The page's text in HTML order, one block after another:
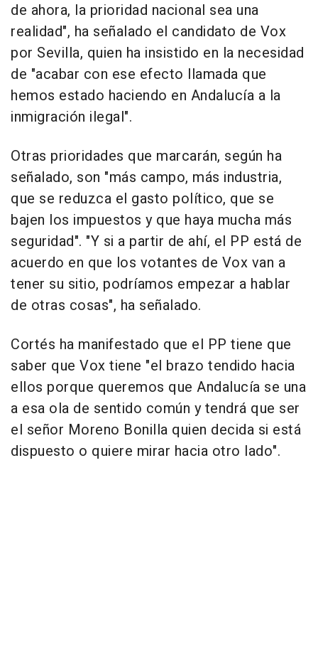
de ahora, la prioridad nacional sea una
realidad", ha señalado el candidato de Vox
por Sevilla, quien ha insistido en la necesidad
de "acabar con ese efecto llamada que
hemos estado haciendo en Andalucía a la
inmigración ilegal".
Otras prioridades que marcarán, según ha
señalado, son "más campo, más industria,
que se reduzca el gasto político, que se
bajen los impuestos y que haya mucha más
seguridad". "Y si a partir de ahí, el PP está de
acuerdo en que los votantes de Vox van a
tener su sitio, podríamos empezar a hablar
de otras cosas", ha señalado.
Cortés ha manifestado que el PP tiene que
saber que Vox tiene "el brazo tendido hacia
ellos porque queremos que Andalucía se una
a esa ola de sentido común y tendrá que ser
el señor Moreno Bonilla quien decida si está
dispuesto o quiere mirar hacia otro lado".